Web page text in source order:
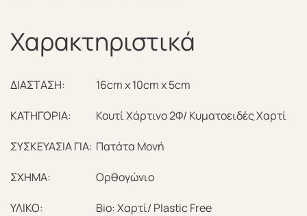
Χαρακτηριστικά
ΔΙΑΣΤΑΣΗ: 16cm x 10cm x 5cm
ΚΑΤΗΓΟΡΙΑ: Κουτί Χάρτινο 2Φ/ Κυματοειδές Χαρτί
ΣΥΣΚΕΥΑΣΙΑ ΓΙΑ: Πατάτα Μονή
ΣΧΗΜΑ: Ορθογώνιο
ΥΛΙΚΟ: Bio: Χαρτί/ Plastic Free